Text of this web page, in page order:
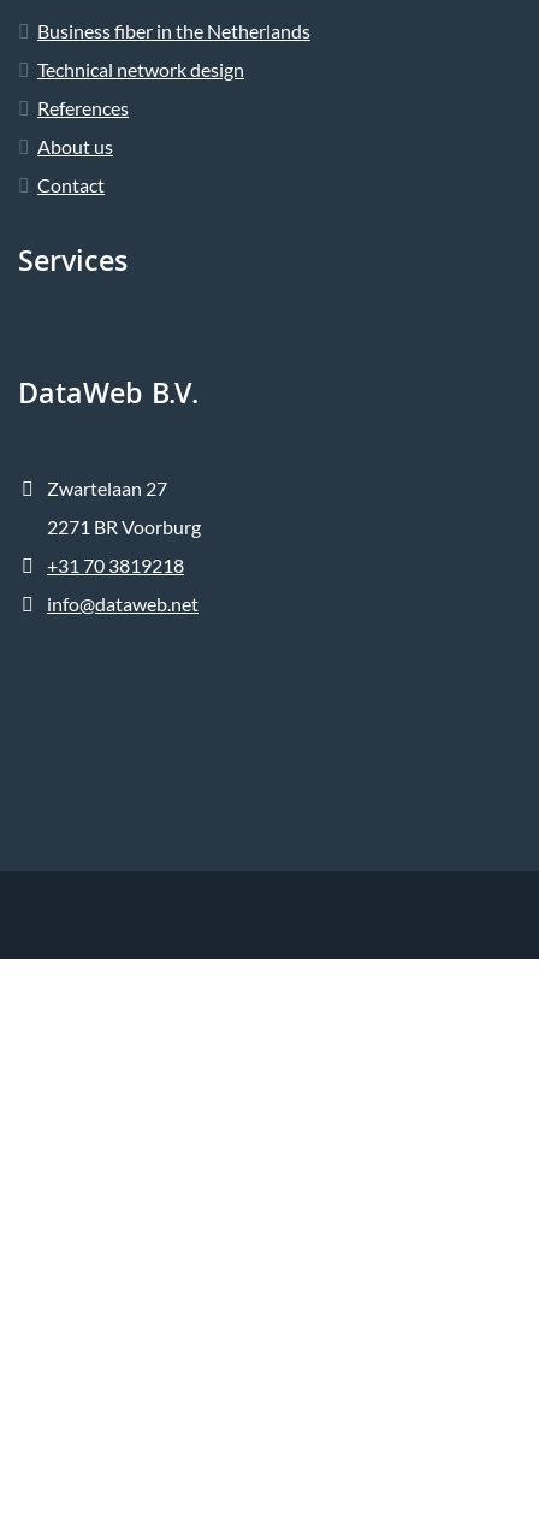
Business fiber in the Netherlands
Technical network design
References
About us
Contact
Services
DataWeb B.V.
Zwartelaan 27
2271 BR Voorburg
+31 70 3819218
info@dataweb.net